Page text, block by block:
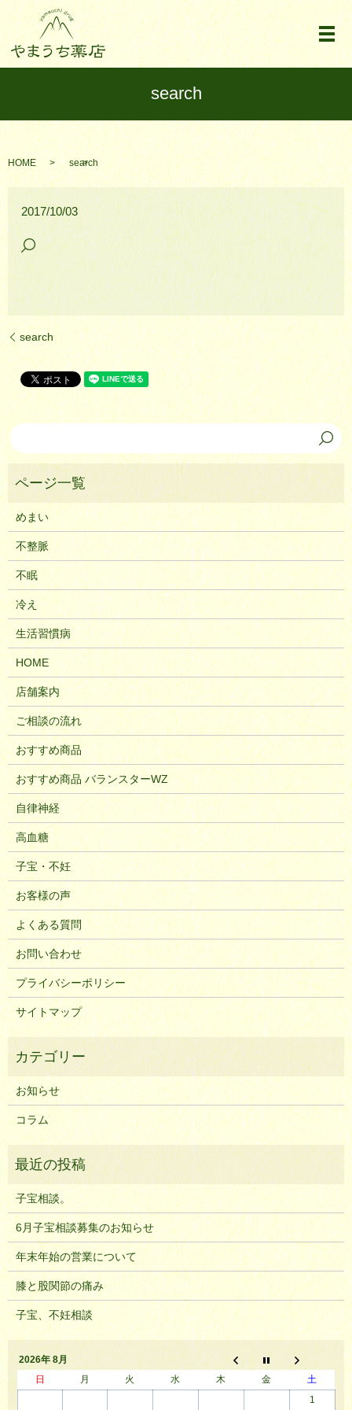
メ
search
HOME search
2017/10/03
search
めまい
不整脈
不眠
冷え
生活習慣病
HOME
店舗案内
ご相談の流れ
おすすめ商品
おすすめ商品 バランスターWZ
自律神経
高血糖
子宝・不妊
お客様の声
よくある質問
お問い合わせ
プライバシーポリシー
サイトマップ
お知らせ
コラム
子宝相談。
6月子宝相談募集のお知らせ
年末年始の営業について
膝と股関節の痛み
子宝、不妊相談
2026年 8月
日
月 火 水 木 金
土
1